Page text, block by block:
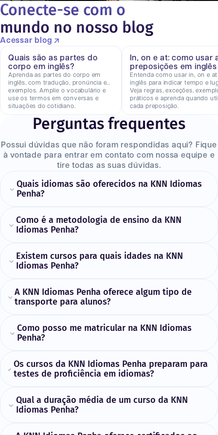
Conecte-se com o
mundo no nosso blog
Acessar blog
Quais são as partes do
corpo em inglês?
Aprenda as partes do corpo em
inglês, com tradução, pronúncia e
exemplos. Amplie o vocabulário e
use os termos em conversas e
situações do cotidiano.
In, on e at: como usar
preposições em inglês
Entenda como usar in, on e
inglês para indicar tempo e
Veja regras, exceções,
práticos e aprenda quando
cada preposição.
Perguntas frequentes
Possui dúvidas que não foram respondidas aqui? Fique
à vontade para entrar em contato com nossa equipe e
tire todas as suas dúvidas.
Quais idiomas são oferecidos na KNN Idiomas
Penha?
Como é a metodologia de ensino da KNN
Idiomas Penha?
Existem cursos para quais idades na KNN
Idiomas Penha?
A KNN Idiomas Penha oferece algum tipo de
transporte para alunos?
Como posso me matricular na KNN Idiomas
Penha?
Os cursos da KNN Idiomas Penha preparam para
testes de proficiência em idiomas?
Qual a duração média de um curso da KNN
Idiomas Penha?